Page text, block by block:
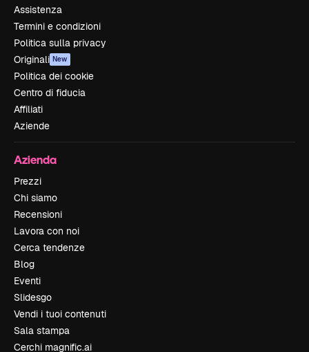
Assistenza
Termini e condizioni
Politica sulla privacy
Originali New
Politica dei cookie
Centro di fiducia
Affiliati
Aziende
Azienda
Prezzi
Chi siamo
Recensioni
Lavora con noi
Cerca tendenze
Blog
Eventi
Slidesgo
Vendi i tuoi contenuti
Sala stampa
Cerchi magnific.ai